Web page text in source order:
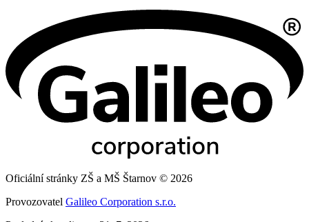
Oficiální stránky ZŠ a MŠ Štarnov © 2026
Provozovatel Galileo Corporation s.r.o.